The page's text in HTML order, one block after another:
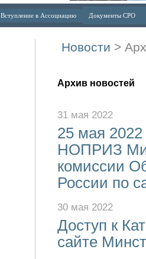
Вступление в Ассоциацию Документы СРО
Новости >
Архив новостей
31 мая 2022
25 мая 2022
НОПРИЗ
комиссии
России по
30 мая 2022
Доступ к
сайте